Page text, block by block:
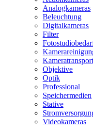
Analogkameras
Beleuchtung
Digitalkameras
Filter
Kameratransport
Objektive
Optik
Professional
Speichermedien
Stative
Videokameras